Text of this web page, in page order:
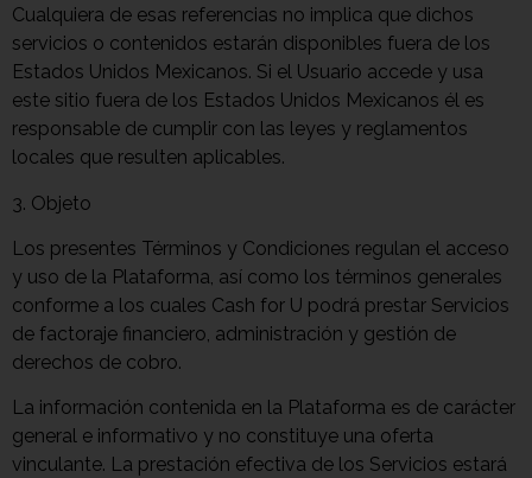
Cualquiera de esas referencias no implica que dichos
servicios o contenidos estarán disponibles fuera de los
Estados Unidos Mexicanos. Si el Usuario accede y usa
este sitio fuera de los Estados Unidos Mexicanos él es
responsable de cumplir con las leyes y reglamentos
locales que resulten aplicables.
3. Objeto
Los presentes Términos y Condiciones regulan el acceso
y uso de la Plataforma, así como los términos generales
conforme a los cuales Cash for U podrá prestar Servicios
de factoraje financiero, administración y gestión de
derechos de cobro.
La información contenida en la Plataforma es de carácter
general e informativo y no constituye una oferta
vinculante. La prestación efectiva de los Servicios estará